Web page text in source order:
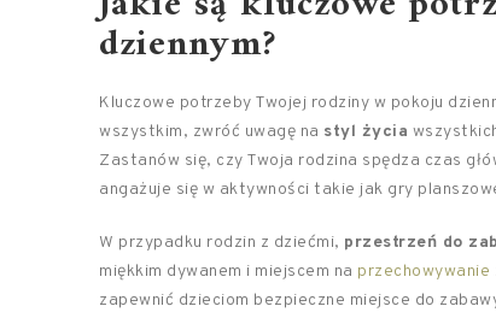
dziennym?
Kluczowe potrzeby Twojej rodziny w pokoju
wszystkim, zwróć uwagę na styl życia
Zastanów się, czy Twoja rodzina spędza czas
angażuje się w aktywności takie jak gry
W przypadku rodzin z dziećmi, przestrzeń do
miękkim dywanem i miejscem na przechowywanie
zapewnić dzieciom bezpieczne miejsce do